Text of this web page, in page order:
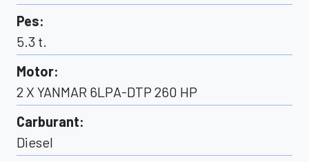
Pes:
5.3 t.
Motor:
2 X YANMAR 6LPA-DTP 260 HP
Carburant:
Diesel